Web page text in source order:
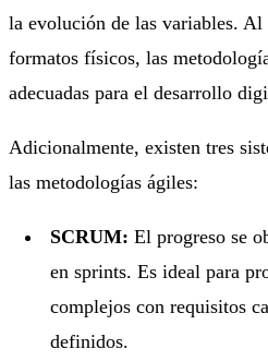
la evolución de las variables. Al
formatos físicos, las
adecuadas para el desarrollo
Adicionalmente, existen tres
las metodologías ágiles:
SCRUM: El progreso se
en sprints. Es ideal para
complejos con requisitos
definidos.